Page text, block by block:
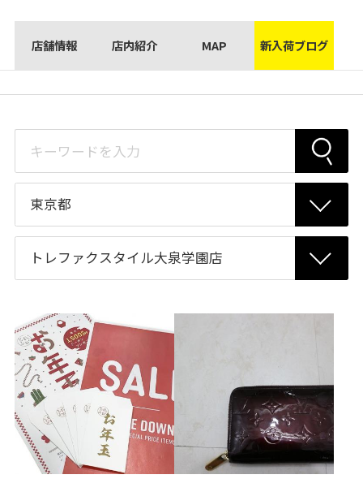
店舗情報 店内紹介 MAP 新入荷ブログ